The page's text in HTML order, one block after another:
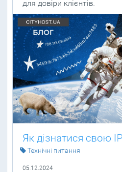
для довіри клієнтів.
Як дізнатися свою
Технічні питання
05.12.2024